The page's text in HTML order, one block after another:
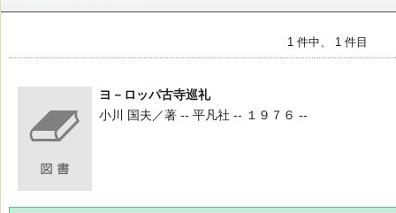
1 件中、 1 件目
ヨ－ロッパ古寺巡礼
小川 国夫／著 -- 平凡社 -- １９７６ --